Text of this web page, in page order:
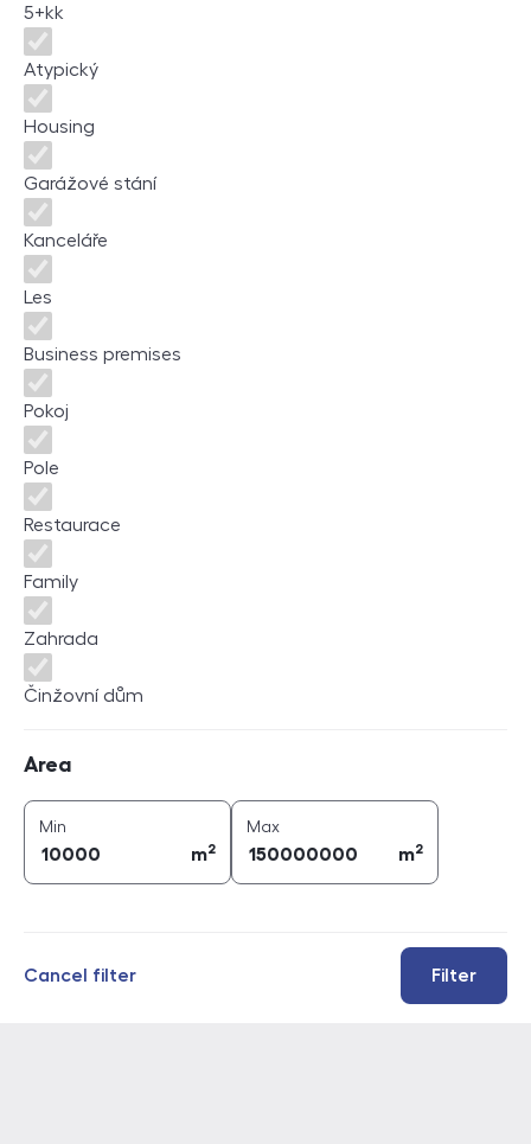
5+kk
Atypický
Housing
Garážové stání
Kanceláře
Les
Business premises
Pokoj
Pole
Restaurace
Family
Zahrada
Činžovní dům
Area
Min
m2
Maxarea (
m2
Filter
Cancel filter